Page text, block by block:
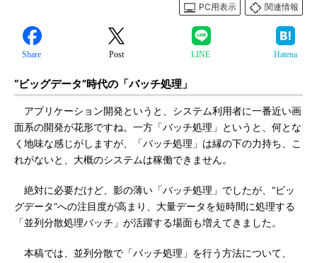
PC用表示
関連情報
Share Post LINE Hatena
“ビッグデータ”時代の「バッチ処理」
アプリケーション開発というと、システム利用者に一番近い画
面系の開発が花形ですね。一方「バッチ処理」というと、何とな
く地味な感じがしますが、「バッチ処理」は縁の下の力持ち、こ
れがないと、大概のシステムは稼働できません。
絶対に必要だけど、影の薄い「バッチ処理」でしたが、“ビッ
グデータ”への注目度が高まり、大量データを短時間に処理する
「並列分散処理バッチ」が活躍する場面も増えてきました。
本稿では、並列分散で「バッチ処理」を行う方法について、